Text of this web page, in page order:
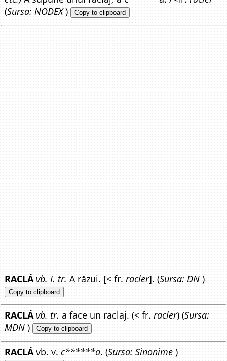
(Sursa: NODEX) Copy to clipboard
RACLÁ vb. I. tr. A răzui. [< fr.racler]. (Sursa: DN )
Copy to clipboard
RACLÁ vb. tr. a face un raclaj. (< fr.racler) (Sursa:
MDN ) Copy to clipboard
RACLÁvb. v.c******a. (Sursa: Sinonime )